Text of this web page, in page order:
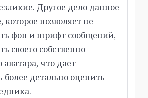
Другое дело данное
позволяет не
фон и шрифт сообщений,
своего собственно
аватара, что дает
более детально оценить